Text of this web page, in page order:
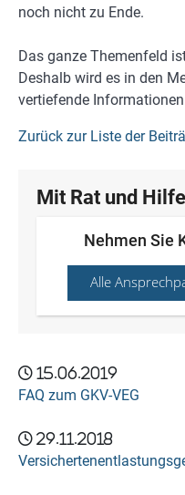
noch nicht zu Ende.
Das ganze Themenfeld
Deshalb wird es in den
vertiefende
Zurück zur Liste der
Mit Rat und
Nehmen Sie
Alle
15.06.2019
FAQ zum GKV-VEG
29.11.2018